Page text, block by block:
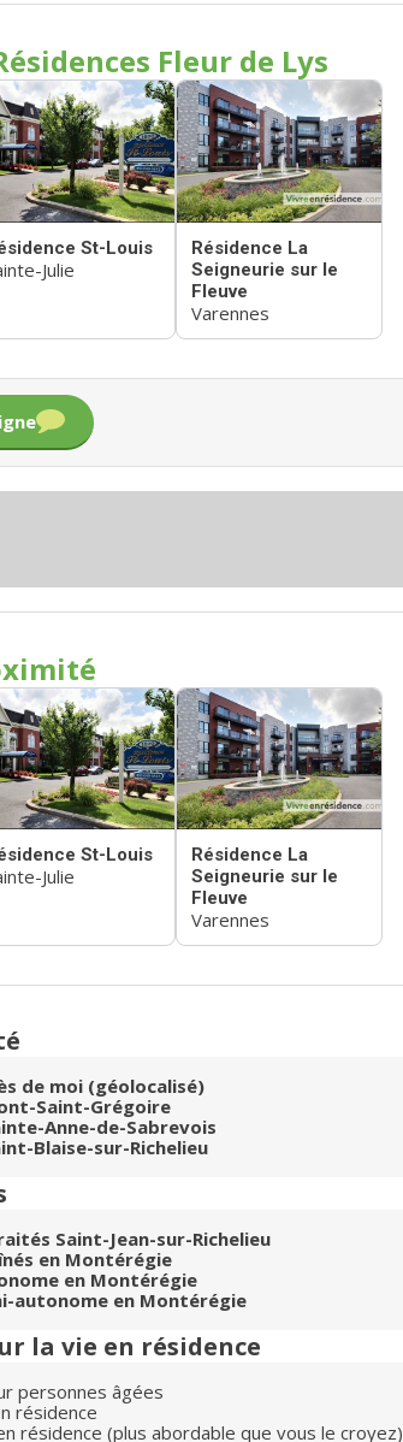
Fleur de Lys
St-Louis
Julie
Résidence La
Seigneurie sur le
Fleuve
Varennes
St-Louis
Julie
Résidence La
Seigneurie sur le
Fleuve
Varennes
de moi (géolocalisé)
Saint-Grégoire
Anne-de-Sabrevois
Blaise-sur-Richelieu
Saint-Jean-sur-Richelieu
en Montérégie
en Montérégie
autonome en Montérégie
la vie en résidence
personnes âgées
résidence
résidence (plus abordable que vous le croyez)